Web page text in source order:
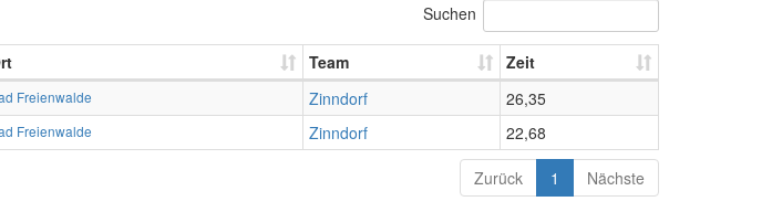
Suchen
Team
Zeit
Freienwalde Zinndorf
26,35
Freienwalde Zinndorf
22,68
Zurück 1 Nächste